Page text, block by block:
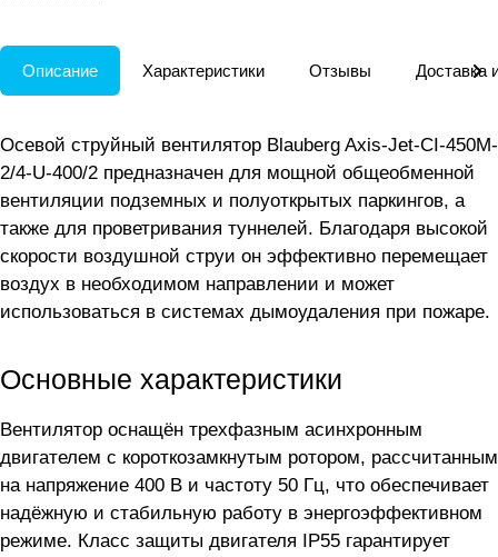
Описание Характеристики Отзывы Доставка
Осевой струйный вентилятор Blauberg Axis-Jet-CI-450M-
2/4-U-400/2 предназначен для мощной общеобменной
вентиляции подземных и полуоткрытых паркингов, а
также для проветривания туннелей. Благодаря высокой
скорости воздушной струи он эффективно перемещает
воздух в необходимом направлении и может
использоваться в системах дымоудаления при пожаре.
Основные характеристики
Вентилятор оснащён трехфазным асинхронным
двигателем с короткозамкнутым ротором, рассчитанным
на напряжение 400 В и частоту 50 Гц, что обеспечивает
надёжную и стабильную работу в энергоэффективном
режиме. Класс защиты двигателя IP55 гарантирует